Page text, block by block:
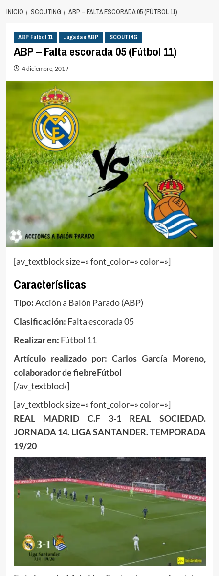
INICIO SCOUTING ABP – FALTA ESCORADA 05 (FÚTBOL 11)
ABP Fútbol 11 Jugadas ABP SCOUTING
ABP – Falta escorada 05 (Fútbol 11)
4 diciembre, 2019
[av_textblock size=» font_color=» color=»]
Características
Tipo:Acción a Balón Parado (ABP)
Clasificación: Falta escorada 05
Realizar en: Fútbol 11
Artículo realizado por:Carlos García Moreno,
colaborador de fiebreFútbol
[/av_textblock]
[av_textblock size=» font_color=» color=»]
REAL MADRID C.F 3-1 REAL SOCIEDAD.
JORNADA 14. LIGA SANTANDER. TEMPORADA
19/20